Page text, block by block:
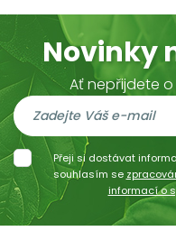
Novinky
Ať nepřijdete
Přeji si dostávat
souhlasím se
informací o